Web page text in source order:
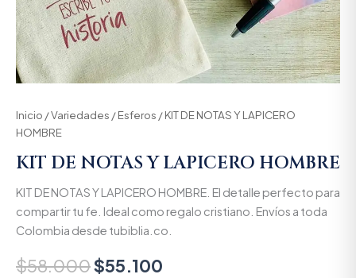
Inicio /Variedades /Esferos / KIT DE NOTAS Y LAPICERO
HOMBRE
KIT DE NOTAS Y LAPICERO HOMBRE
KIT DE NOTAS Y LAPICERO HOMBRE. El detalle perfecto para
compartir tu fe. Ideal como regalo cristiano. Envíos a toda
Colombia desde tubiblia.co.
$58.000$55.100